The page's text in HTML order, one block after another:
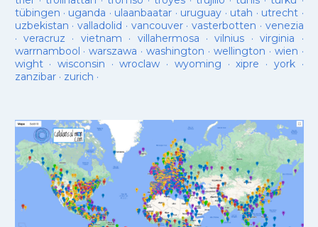
tübingen · uganda · ulaanbaatar · uruguay · utah · utrecht ·
uzbekistan · valladolid · vancouver· vasterbotten · venezia
· veracruz · vietnam · villahermosa ·vilnius ·virginia ·
warrnambool ·warszawa ·washington · wellington · wien ·
wight· wisconsin ·wroclaw · wyoming ·xipre · york·
zanzibar· zurich ·